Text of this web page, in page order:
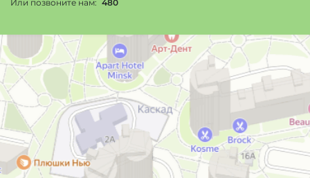
Или позвоните нам: 480